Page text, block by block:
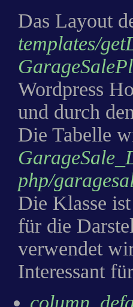
Das Layout
templates/
Wordpress
und durch
Die Tabelle
php/
Die Klasse
für die
verwendet
Interessant